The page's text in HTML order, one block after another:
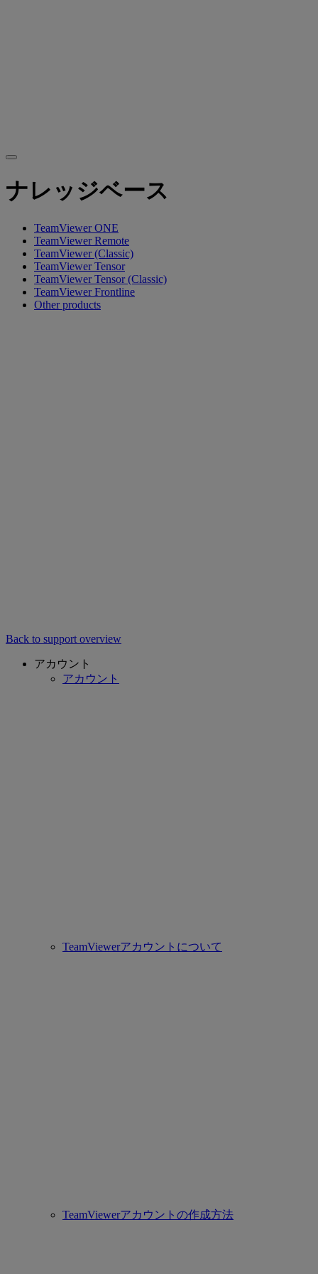
ナレッジベース
TeamViewer ONE
TeamViewer Remote
TeamViewer (Classic)
TeamViewer Tensor
TeamViewer Tensor (Classic)
TeamViewer Frontline
Other products
Back to support overview
アカウント
アカウント
TeamViewerアカウントについて
TeamViewerアカウントの作成方法